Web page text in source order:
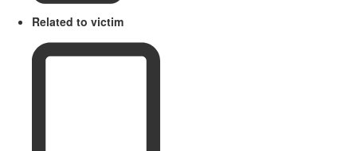
Related to victim